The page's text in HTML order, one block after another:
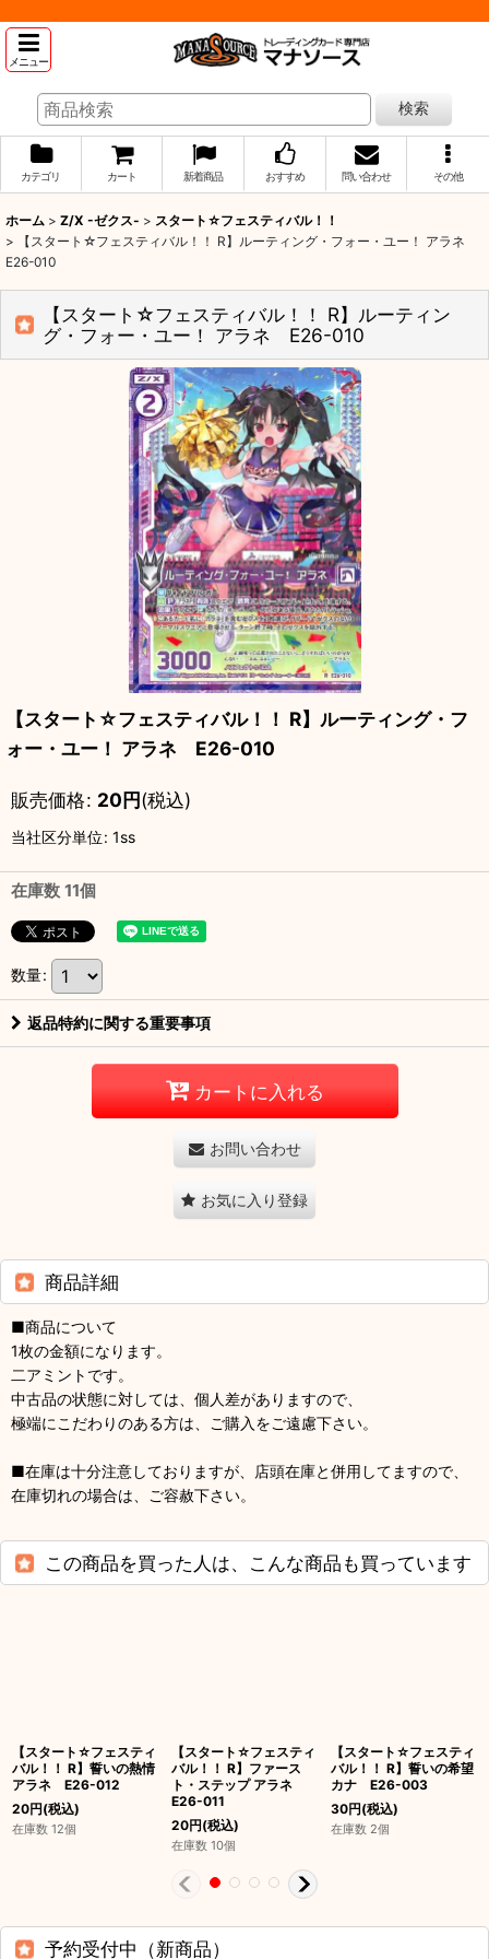
メニュー
検索
カテゴリ カート 新着商品 おすすめ 問い合わせ その他
ホーム > Z/X -ゼクス- > スタート☆フェスティバル！！
>
【スタート☆フェスティバル！！ R】ルーティング・フォー・ユー！ アラネ
E26-010
【スタート☆フェスティバル！！ R】ルーティン
グ・フォー・ユー！ アラネ E26-010
【スタート☆フェスティバル！！ R】ルーティング・フ
ォー・ユー！ アラネ E26-010
販売価格: 20円(税込)
当社区分単位: 1ss
在庫数 11個
数量:
返品特約に関する重要事項
カートに入れる
お問い合わせ
お気に入り登録
商品詳細
■商品について
1枚の金額になります。
二アミントです。
中古品の状態に対しては、個人差がありますので、
極端にこだわりのある方は、ご購入をご遠慮下さい。
■在庫は十分注意しておりますが、店頭在庫と併用してますので、
在庫切れの場合は、ご容赦下さい。
この商品を買った人は、こんな商品も買っています
【スタート☆フェスティ
バル！！ R】誓いの熱情
アラネ E26-012
20円(税込)
在庫数 12個
【スタート☆フェスティ
バル！！ R】ファース
ト・ステップ アラネ
E26-011
20円(税込)
在庫数 10個
【スタート☆フェスティ
バル！！ R】誓いの希望
カナ E26-003
30円(税込)
在庫数 2個
予約受付中（新商品）